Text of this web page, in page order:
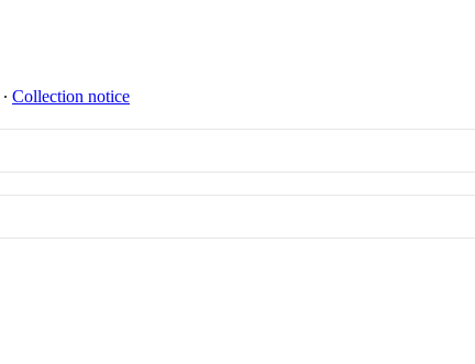
∙ Collection notice